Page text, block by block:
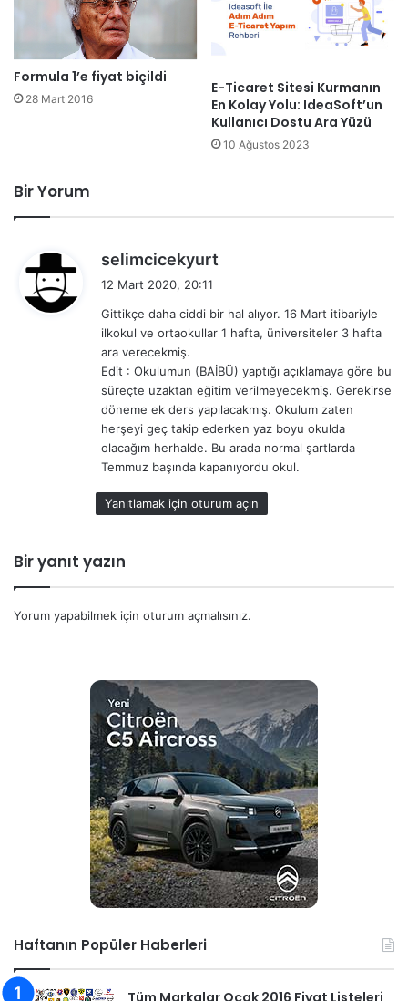
Formula 1’e fiyat biçildi
28 Mart 2016
E-Ticaret Sitesi Kurmanın
En Kolay Yolu: IdeaSoft’un
Kullanıcı Dostu Ara Yüzü
10 Ağustos 2023
Bir Yorum
selimcicekyurt
i
k
12 Mart 2020, 20:11
Gittikçe daha ciddi bir hal alıyor. 16 Mart itibariyle
ilkokul ve ortaokullar 1 hafta, üniversiteler 3 hafta
ara verecekmiş.
Edit : Okulumun (BAİBÜ) yaptığı açıklamaya göre bu
süreçte uzaktan eğitim verilmeyecekmiş. Gerekirse
döneme ek ders yapılacakmış. Okulum zaten
herşeyi geç takip ederken yaz boyu okulda
olacağım herhalde. Bu arada normal şartlarda
Temmuz başında kapanıyordu okul.
Yanıtlamak için oturum açın
Bir yanıt yazın
Yorum yapabilmek için oturum açmalısınız.
Haftanın Popüler Haberleri